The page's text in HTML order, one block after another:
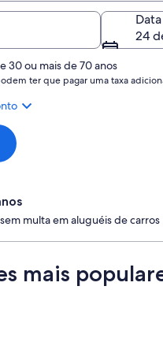
24
30 ou mais de 70 anos
ter que pagar uma taxa
multa em aluguéis de carros
mais